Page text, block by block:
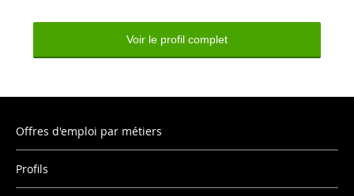
Voir le profil complet
Offres d'emploi par métiers
Profils